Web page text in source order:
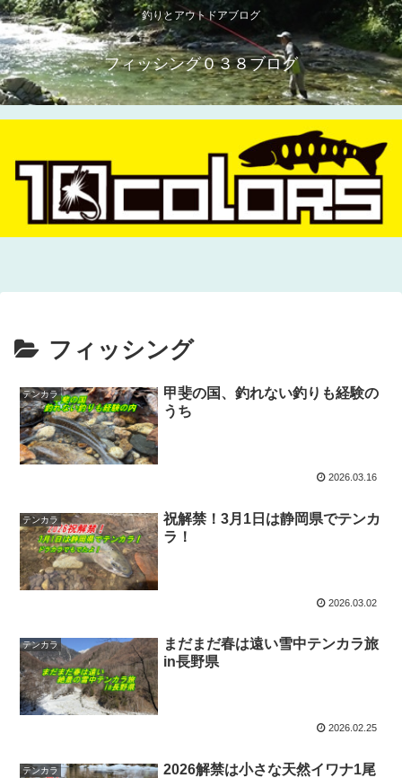
釣りとアウトドアブログ
フィッシング０３８ブログ
フィッシング
テンカラ
甲斐の国、釣れない釣りも経験の
うち
2026.03.16
テンカラ
祝解禁！3月1日は静岡県でテンカ
ラ！
2026.03.02
テンカラ
まだまだ春は遠い雪中テンカラ旅
in長野県
2026.02.25
テンカラ
2026解禁は小さな天然イワナ1尾